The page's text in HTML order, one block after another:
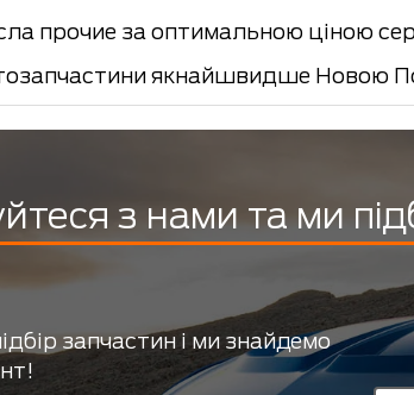
прочие за оптимальною ціною
якнайшвидше Новою
з нами та ми
запчастин і ми знайдемо